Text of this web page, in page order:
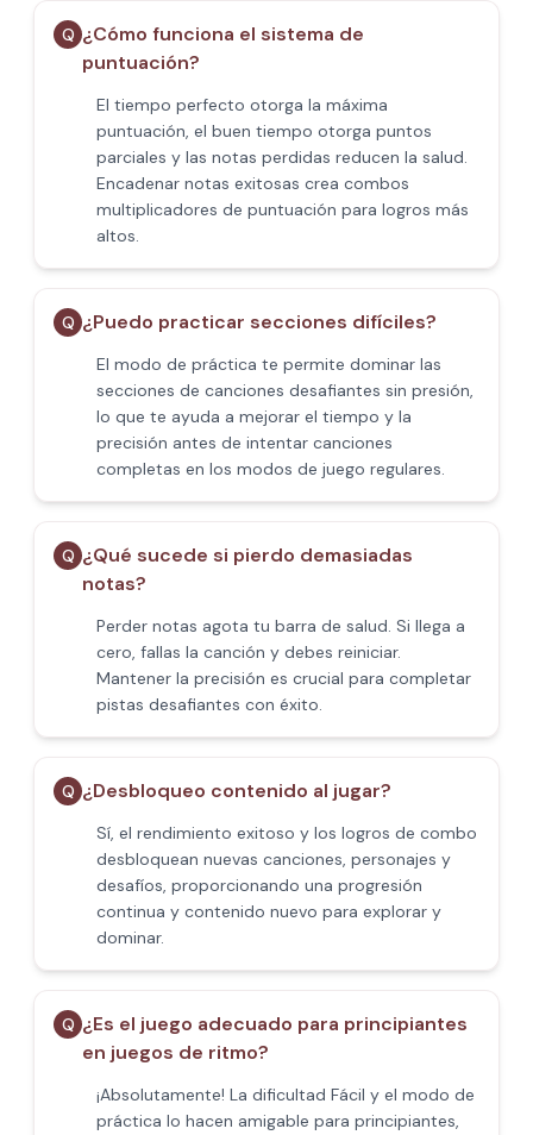
Q ¿Cómo funciona el sistema de
puntuación?
El tiempo perfecto otorga la máxima
puntuación, el buen tiempo otorga puntos
parciales y las notas perdidas reducen la salud.
Encadenar notas exitosas crea combos
multiplicadores de puntuación para logros más
altos.
Q ¿Puedo practicar secciones difíciles?
El modo de práctica te permite dominar las
secciones de canciones desafiantes sin presión,
lo que te ayuda a mejorar el tiempo y la
precisión antes de intentar canciones
completas en los modos de juego regulares.
Q ¿Qué sucede si pierdo demasiadas
notas?
Perder notas agota tu barra de salud. Si llega a
cero, fallas la canción y debes reiniciar.
Mantener la precisión es crucial para completar
pistas desafiantes con éxito.
Q ¿Desbloqueo contenido al jugar?
Sí, el rendimiento exitoso y los logros de combo
desbloquean nuevas canciones, personajes y
desafíos, proporcionando una progresión
continua y contenido nuevo para explorar y
dominar.
Q ¿Es el juego adecuado para principiantes
en juegos de ritmo?
¡Absolutamente! La dificultad Fácil y el modo de
práctica lo hacen amigable para principiantes,